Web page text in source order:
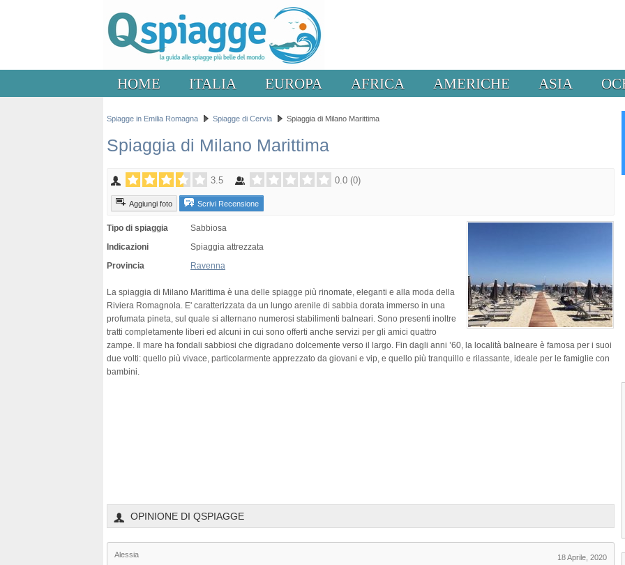
HOME ITALIA EUROPA AFRICA AMERICHE ASIA
Spiagge in Emilia Romagna Spiagge di Cervia Spiaggia di Milano Marittima
Spiaggia di Milano Marittima
3.5 0.0 (0)
Aggiungi foto Scrivi Recensione
Tipo di spiaggia Sabbiosa
Indicazioni Spiaggia attrezzata
Provincia Ravenna
La spiaggia di Milano Marittima è una delle spiagge più rinomate, eleganti e alla moda della
Riviera Romagnola. E' caratterizzata da un lungo arenile di sabbia dorata immerso in una
profumata pineta, sul quale si alternano numerosi stabilimenti balneari. Sono presenti inoltre
tratti completamente liberi ed alcuni in cui sono offerti anche servizi per gli amici quattro
zampe. Il mare ha fondali sabbiosi che digradano dolcemente verso il largo. Fin dagli anni ’60, la località balneare è famosa per i suoi
due volti: quello più vivace, particolarmente apprezzato da giovani e vip, e quello più tranquillo e rilassante, ideale per le famiglie con
bambini.
OPINIONE DI QSPIAGGE
18 Aprile, 2020
Alessia